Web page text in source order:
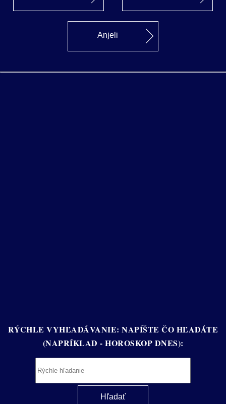
Anjeli
RÝCHLE VYHĽADÁVANIE: NAPÍŠTE ČO HĽADÁTE
(NAPRÍKLAD - HOROSKOP DNES):